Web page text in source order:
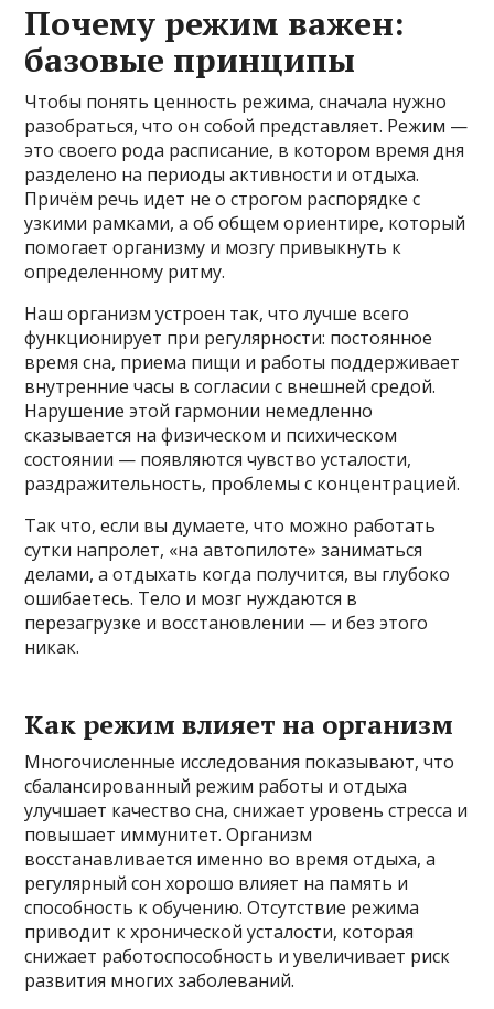
Почему режим важен:
базовые принципы
Чтобы понять ценность режима, сначала нужно
разобраться, что он собой представляет. Режим —
это своего рода расписание, в котором время дня
разделено на периоды активности и отдыха.
Причём речь идет не о строгом распорядке с
узкими рамками, а об общем ориентире, который
помогает организму и мозгу привыкнуть к
определенному ритму.
Наш организм устроен так, что лучше всего
функционирует при регулярности: постоянное
время сна, приема пищи и работы поддерживает
внутренние часы в согласии с внешней средой.
Нарушение этой гармонии немедленно
сказывается на физическом и психическом
состоянии — появляются чувство усталости,
раздражительность, проблемы с концентрацией.
Так что, если вы думаете, что можно работать
сутки напролет, «на автопилоте» заниматься
делами, а отдыхать когда получится, вы глубоко
ошибаетесь. Тело и мозг нуждаются в
перезагрузке и восстановлении — и без этого
никак.
Как режим влияет на организм
Многочисленные исследования показывают, что
сбалансированный режим работы и отдыха
улучшает качество сна, снижает уровень стресса и
повышает иммунитет. Организм
восстанавливается именно во время отдыха, а
регулярный сон хорошо влияет на память и
способность к обучению. Отсутствие режима
приводит к хронической усталости, которая
снижает работоспособность и увеличивает риск
развития многих заболеваний.